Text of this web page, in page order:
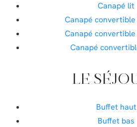
Canapé lit
Canapé convertible
Canapé convertible
Canapé
LE
Buffet haut
Buffet bas